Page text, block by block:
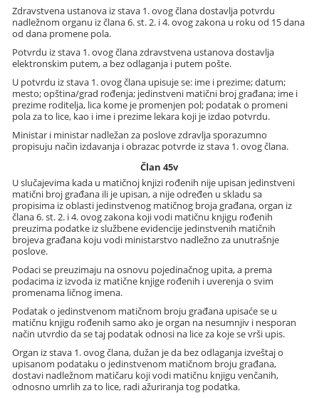
Zdravstvena ustanova iz stava 1. ovog člana dostavlja potvrdu
nadležnom organu iz člana 6. st. 2. i 4. ovog zakona u roku od 15 dana
od dana promene pola.
Potvrdu iz stava 1. ovog člana zdravstvena ustanova dostavlja
elektronskim putem, a bez odlaganja i putem pošte.
U potvrdu iz stava 1. ovog člana upisuje se: ime i prezime; datum;
mesto; opština/grad rođenja; jedinstveni matični broj građana; ime i
prezime roditelja, lica kome je promenjen pol; podatak o promeni
pola za to lice, kao i ime i prezime lekara koji je izdao potvrdu.
Ministar i ministar nadležan za poslove zdravlja sporazumno
propisuju način izdavanja i obrazac potvrde iz stava 1. ovog člana.
Član 45v
U slučajevima kada u matičnoj knjizi rođenih nije upisan jedinstveni
matični broj građana ili je upisan, a nije određen u skladu sa
propisima iz oblasti jedinstvenog matičnog broja građana, organ iz
člana 6. st. 2. i 4. ovog zakona koji vodi matičnu knjigu rođenih
preuzima podatke iz službene evidencije jedinstvenih matičnih
brojeva građana koju vodi ministarstvo nadležno za unutrašnje
poslove.
Podaci se preuzimaju na osnovu pojedinačnog upita, a prema
podacima iz izvoda iz matične knjige rođenih i uverenja o svim
promenama ličnog imena.
Podatak o jedinstvenom matičnom broju građana upisaće se u
matičnu knjigu rođenih samo ako je organ na nesumnjiv i nesporan
način utvrdio da se taj podatak odnosi na lice za koje se vrši upis.
Organ iz stava 1. ovog člana, dužan je da bez odlaganja izveštaj o
upisanom podataku o jedinstvenom matičnom broju građana,
dostavi nadležnom matičaru koji vodi matičnu knjigu venčanih,
odnosno umrlih za to lice, radi ažuriranja tog podatka.